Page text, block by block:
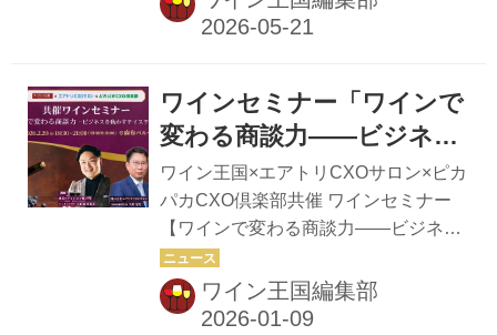
& DINING（ルーシーズ）」こだわり
誌「ワイン王国」と、エアトリグルー
プの経営者コミュニティ「エアトリ
部」共催のワインセミナー第2弾！ 私
たちは日々、多くの“情報”に囲まれな
がら意思決定を行っています。 本セミ
ナーでは、それらを一切排除し、純粋
に“中身”だけで判断する力を試しま
す。 グラスに...
ワインセミナー「ワインで
変わる商談力——ビジネス
を動かすテイスティング
術」開催
ワイン王国×エアトリCXOサロン×ピカ
パカCXO倶楽部共催 ワインセミナー
【ワインで変わる商談力——ビジネス
を動かすテイスティング術】 株式会社
ワイン王国と、東証プライム上場 旅行
会社 株式会社エアトリ運営の経営者コ
ワイン王国編集部